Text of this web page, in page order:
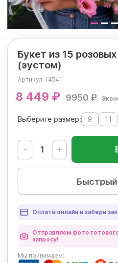
Букет из 15
(эустом)
Артикул: 14541
8 449 ₽ 9950 ₽
Выберите размер: 9 11
- +
Быстрый
Оплати онлайн и забери
Отправляем фото
запросу!
Мы принимаем: